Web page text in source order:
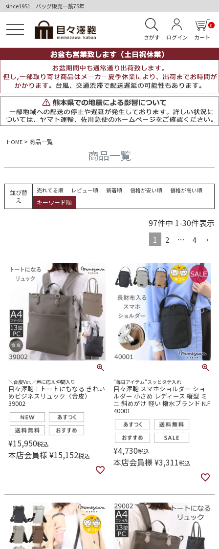
since1951 バッグ販売一筋75年
さがす ログイン カート
0
HOME 商品一覧
商品一覧
並び替
え
売れてる順 レビュー順 新着順 価格が安い順 価格が高い順
キーワード順
97件中 1-30件表示
1
2 … 4
＼合皮Ver.／声に応え仲間入り
目々澤鞄｜トートにもなる きれい
めビジネスリュック〈合皮〉
39002
¥15,950税込
本店会員様¥15,152税込
”毎日アイテム”スッとタテ入れ
目々澤鞄 スマホショルダー ショ
ルダー 小さめ レディース 縦型 ミ
ニ 斜めがけ 軽い 撥水ブランド N.F
40001
¥4,730税込
本店会員様¥3,311税込